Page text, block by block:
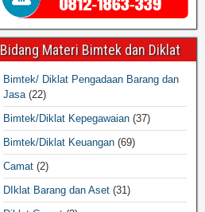
Bidang Materi Bimtek dan Diklat
Bimtek/ Diklat Pengadaan Barang dan
Jasa(22)
Bimtek/Diklat Kepegawaian (37)
Bimtek/Diklat Keuangan (69)
Camat (2)
DIklat Barang dan Aset (31)